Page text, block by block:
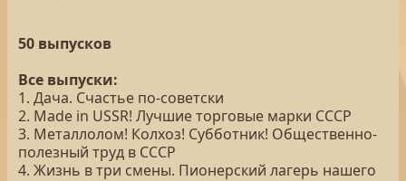
50 выпусков
Все выпуски:
1. Дача. Счастье по-советски
2. Made in USSR! Лучшие торговые марки СССР
3. Металлолом! Колхоз! Субботник! Общественно-
полезный труд в СССР
4. Жизнь в три смены. Пионерский лагерь нашего